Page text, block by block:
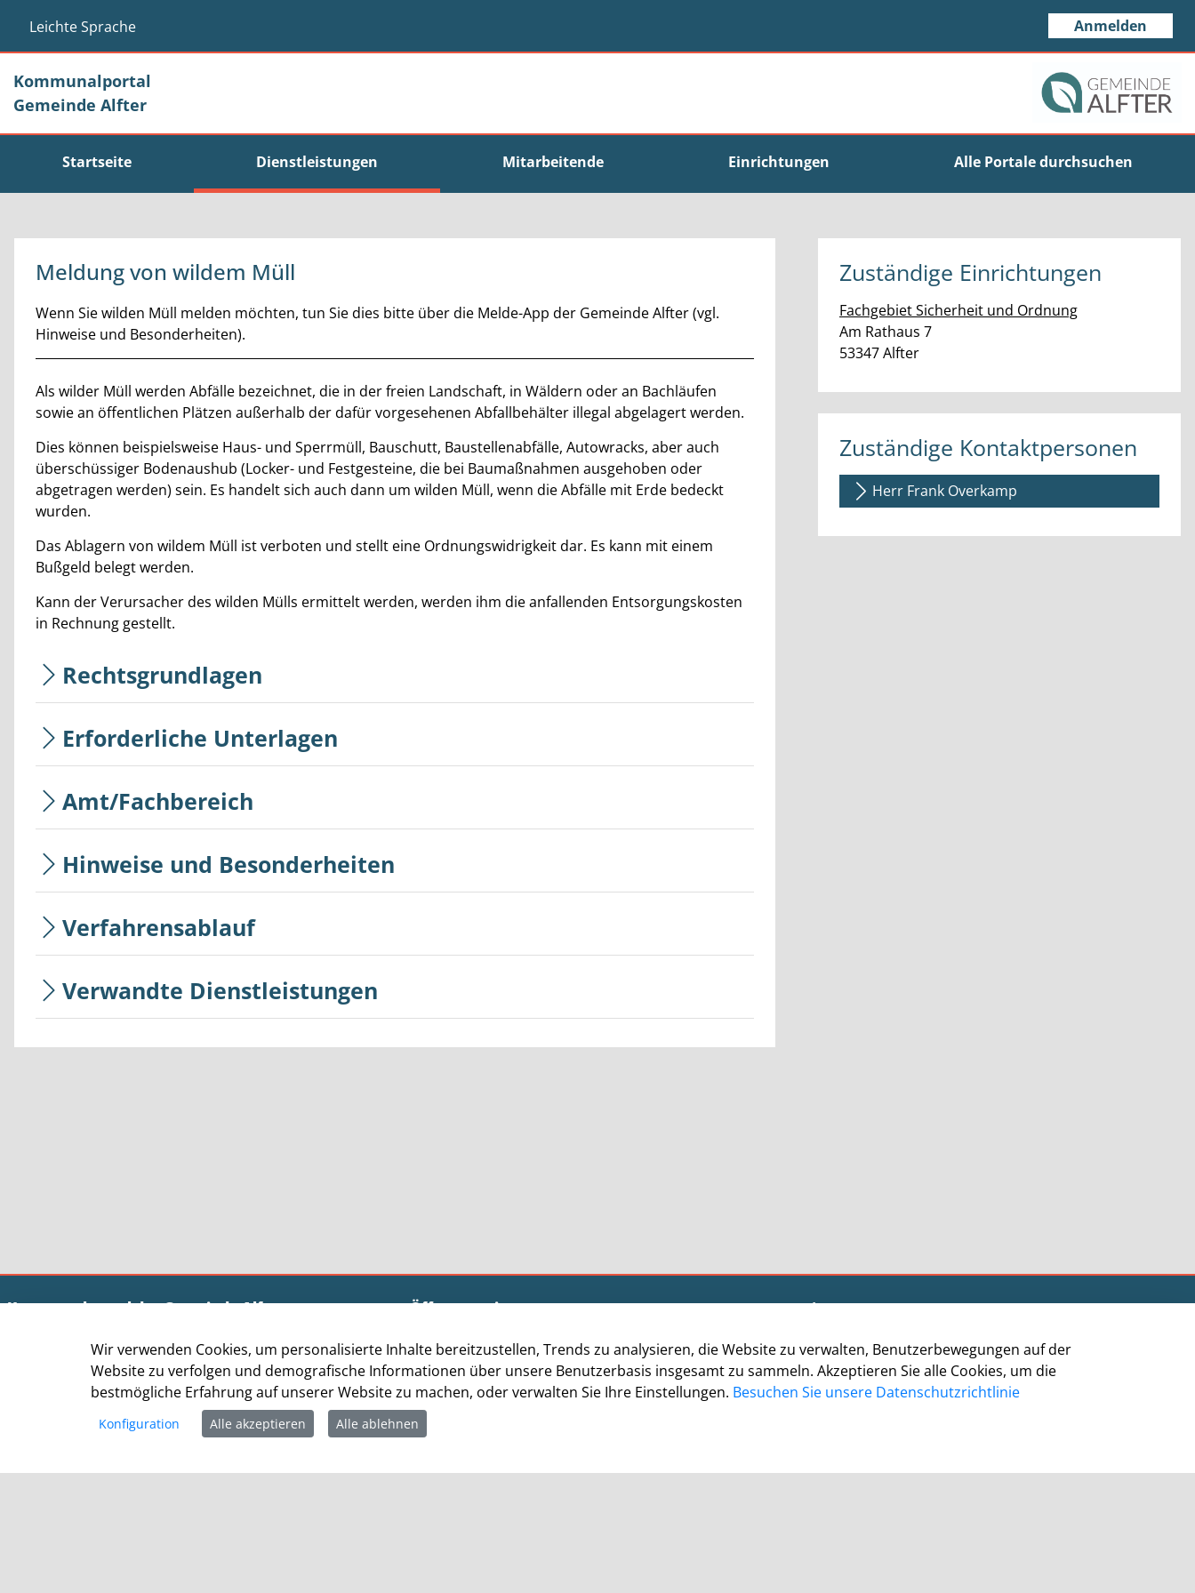
Zum Hauptinhalt springen
Leichte Sprache
Anmelden
Kommunalportal
Gemeinde Alfter
Startseite Dienstleistungen Mitarbeitende Einrichtungen Alle Portale durchsuchen
Meldung von wildem Müll
Kurzbeschreibung
Wenn Sie wilden Müll melden möchten, tun Sie dies bitte über die Melde-App der Gemeinde Alfter (vgl.
Hinweise und Besonderheiten).
Beschreibung
Als wilder Müll werden Abfälle bezeichnet, die in der freien Landschaft, in Wäldern oder an Bachläufen
sowie an öffentlichen Plätzen außerhalb der dafür vorgesehenen Abfallbehälter illegal abgelagert werden.
Dies können beispielsweise Haus- und Sperrmüll, Bauschutt, Baustellenabfälle, Autowracks, aber auch
überschüssiger Bodenaushub (Locker- und Festgesteine, die bei Baumaßnahmen ausgehoben oder
abgetragen werden) sein. Es handelt sich auch dann um wilden Müll, wenn die Abfälle mit Erde bedeckt
wurden.
Das Ablagern von wildem Müll ist verboten und stellt eine Ordnungswidrigkeit dar. Es kann mit einem
Bußgeld belegt werden.
Kann der Verursacher des wilden Mülls ermittelt werden, werden ihm die anfallenden Entsorgungskosten
in Rechnung gestellt.
Rechtsgrundlagen
Erforderliche Unterlagen
Amt/Fachbereich
Hinweise und Besonderheiten
Verfahrensablauf
Verwandte Dienstleistungen
Zuständige Einrichtungen
Fachgebiet Sicherheit und Ordnung
Straße:
Am Rathaus Hausnummer:
7
PLZ:
53347Ort:
Alfter
Zuständige Kontaktpersonen
Herr Frank Overkamp
Kommunalportal der Gemeinde Alfter
Der Bürgermeister
Am Rathaus 7
Telefon: +49 (0) 228 / 6484-212
E-Mail:rathaus@alfter.de
Öffnungszeiten
Impressum
Barrierefreiheit
Cookie-Richtlinie
Kontakt
Wir verwenden Cookies, um personalisierte Inhalte bereitzustellen, Trends zu analysieren, die Website zu verwalten, Benutzerbewegungen auf der
Website zu verfolgen und demografische Informationen über unsere Benutzerbasis insgesamt zu sammeln. Akzeptieren Sie alle Cookies, um die
bestmögliche Erfahrung auf unserer Website zu machen, oder verwalten Sie Ihre Einstellungen. Besuchen Sie unsere Datenschutzrichtlinie
Konfiguration Alle akzeptieren Alle ablehnen